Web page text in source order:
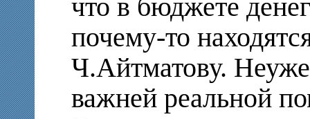
что в бюджете
почему-то
Ч.Айтматову.
важней реальной